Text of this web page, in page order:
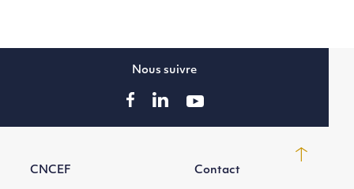
CNCEF Contact
Nous suivre